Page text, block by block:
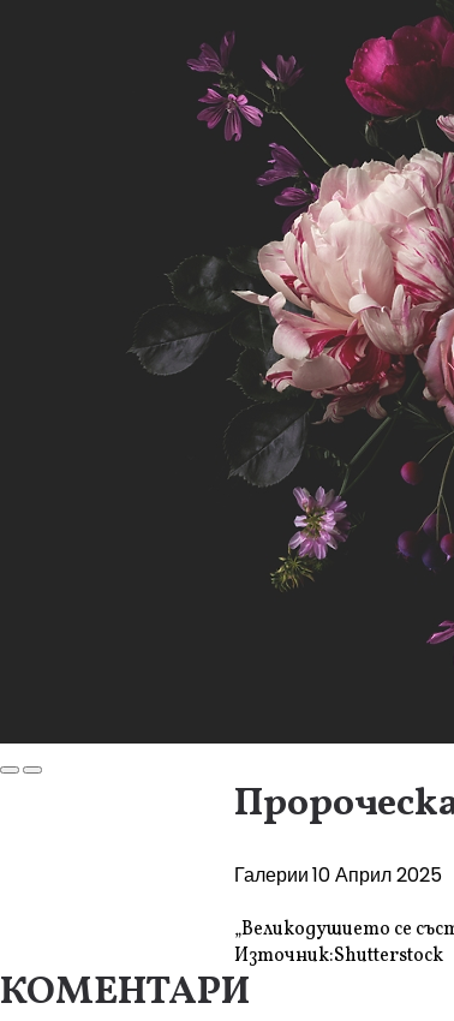
Галерии10 Април 2025
„Великодушието се
Източник:Shutterstock
КОМЕНТАРИ